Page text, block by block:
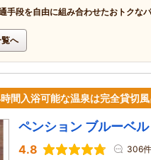
手段を自由に組み合わせたおトクな
へ
間入浴可能な温泉は完全貸切
ペンション ブルーベル
4.8 306件